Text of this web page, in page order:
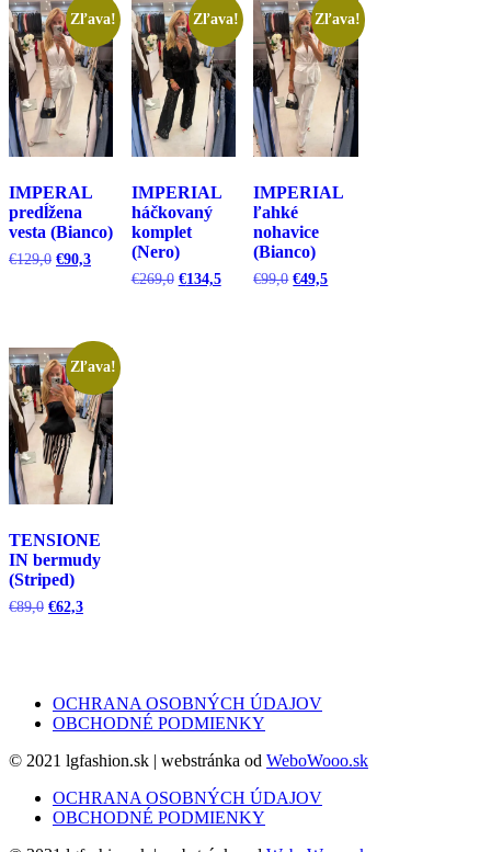
Zľava!
IMPERAL
predĺžena
vesta (Bianco)
€129,0 Pôvodná
€90,3Aktuálna
Zľava!
IMPERIAL
háčkovaný
komplet
(Nero)
€269,0 Pôvodná
€134,5Aktuálna
Zľava!
IMPERIAL
ľahké
nohavice
(Bianco)
€99,0 Pôvodná
€49,5Aktuálna
Zľava!
TENSIONE
IN bermudy
(Striped)
€89,0 Pôvodná
€62,3Aktuálna
OCHRANA OSOBNÝCH ÚDAJOV
OBCHODNÉ PODMIENKY
© 2021 lgfashion.sk | webstránka od WeboWooo.sk
OCHRANA OSOBNÝCH ÚDAJOV
OBCHODNÉ PODMIENKY